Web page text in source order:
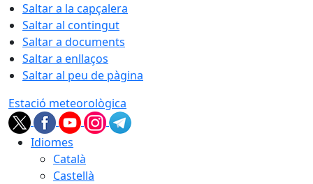
Saltar a la capçalera
Saltar al contingut
Saltar a documents
Saltar a enllaços
Saltar al peu de pàgina
Estació meteorològica
Idiomes
Català
Castellà